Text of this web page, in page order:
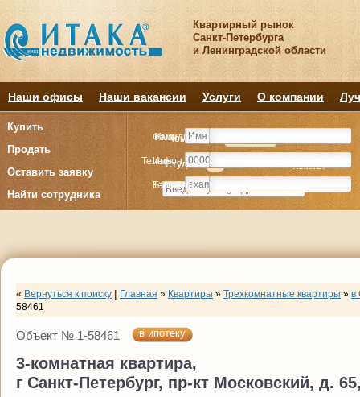
Квартирный рынок
Санкт-Петербурга
и Ленинградской области
Наши офисы Наши вакансии Услуги О компании
Купить
Продать
Оставить заявку
Найти сотрудника
Комнату
Студия Комнат
Комнату
Студия Комнат
Имя
Телефон
E-mail
Фамилия
Имя
Телефон
« Вернуться к поиску Главная » Квартиры » Трехкомнатные квартиры » в
58461
Объект № 1-58461 в ипотеку
3-комнатная квартира,
г Санкт-Петербург, пр-кт Московский, д.